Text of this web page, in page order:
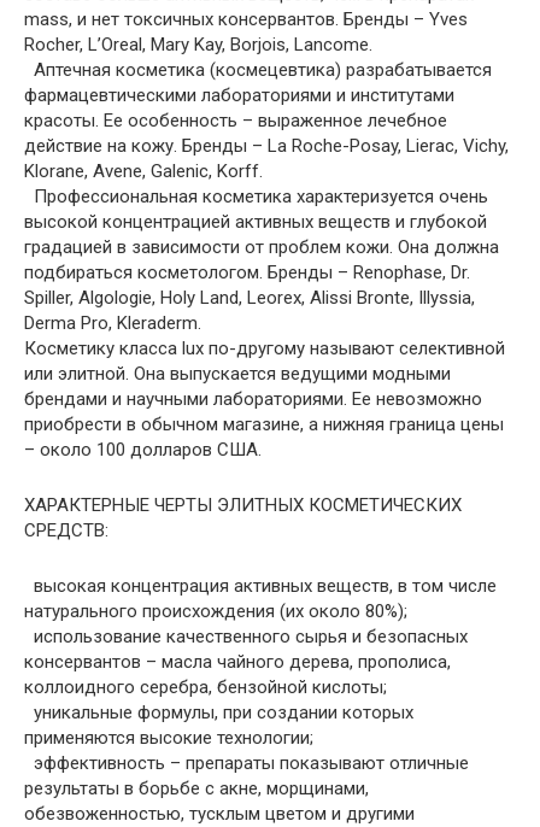
mass, и нет токсичных консервантов. Бренды – Yves
Rocher, L’Oreal, Mary Kay, Borjois, Lancome.
Аптечная косметика (космецевтика) разрабатывается
фармацевтическими лабораториями и институтами
красоты. Ее особенность – выраженное лечебное
действие на кожу. Бренды – La Roche-Posay, Lierac, Vichy,
Klorane, Avene, Galenic, Korff.
Профессиональная косметика характеризуется очень
высокой концентрацией активных веществ и глубокой
градацией в зависимости от проблем кожи. Она должна
подбираться косметологом. Бренды – Renophase, Dr.
Spiller, Algologie, Holy Land, Leorex, Alissi Bronte, Illyssiа,
Derma Pro, Kleraderm.
Косметику класса lux по-другому называют селективной
или элитной. Она выпускается ведущими модными
брендами и научными лабораториями. Ее невозможно
приобрести в обычном магазине, а нижняя граница цены
– около 100 долларов США.
ХАРАКТЕРНЫЕ ЧЕРТЫ ЭЛИТНЫХ КОСМЕТИЧЕСКИХ
СРЕДСТВ:
высокая концентрация активных веществ, в том числе
натурального происхождения (их около 80%);
использование качественного сырья и безопасных
консервантов – масла чайного дерева, прополиса,
коллоидного серебра, бензойной кислоты;
уникальные формулы, при создании которых
применяются высокие технологии;
эффективность – препараты показывают отличные
результаты в борьбе с акне, морщинами,
обезвоженностью, тусклым цветом и другими